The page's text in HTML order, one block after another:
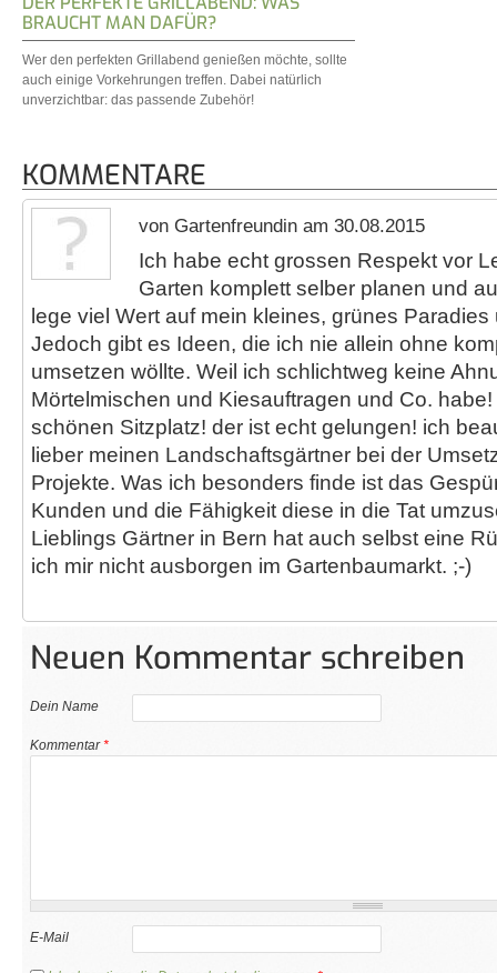
BRAUCHT MAN DAFÜR?
Wer den perfekten Grillabend genießen möchte, sollte
auch einige Vorkehrungen treffen. Dabei natürlich
unverzichtbar: das passende Zubehör!
KOMMENTARE
von Gartenfreundin am 30.08.2015
Ich habe echt grossen Respekt vor
Garten komplett selber planen und
lege viel Wert auf mein kleines, grünes
Jedoch gibt es Ideen, die ich nie allein ohne
umsetzen wöllte. Weil ich schlichtweg keine
Mörtelmischen und Kiesauftragen und Co.
schönen Sitzplatz! der ist echt gelungen! ich
lieber meinen Landschaftsgärtner bei der
Projekte. Was ich besonders finde ist das
Kunden und die Fähigkeit diese in die Tat
Lieblings Gärtner in Bern hat auch selbst eine
ich mir nicht ausborgen im Gartenbaumarkt. ;-)
Neuen Kommentar schreiben
Dein Name
Kommentar*
E-Mail